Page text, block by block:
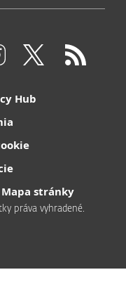
Hub
Mapa stránky
práva vyhradené.